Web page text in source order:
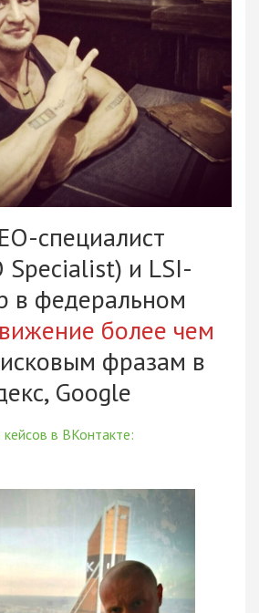
специалист
Specialist) и LSI-
в федеральном
более чем
фразам в
Google
в ВКонтакте: